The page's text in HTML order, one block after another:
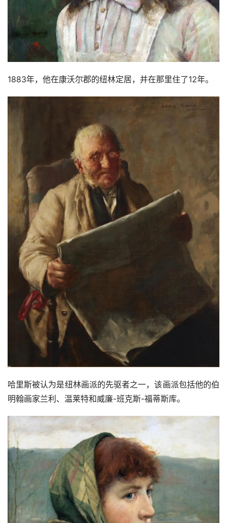
1883年，他在康沃尔郡的纽林定居，并在那里住了12年。
哈里斯被认为是纽林画派的先驱者之一，该画派包括他的伯
明翰画家兰利、温莱特和威廉-班克斯-福蒂斯库。